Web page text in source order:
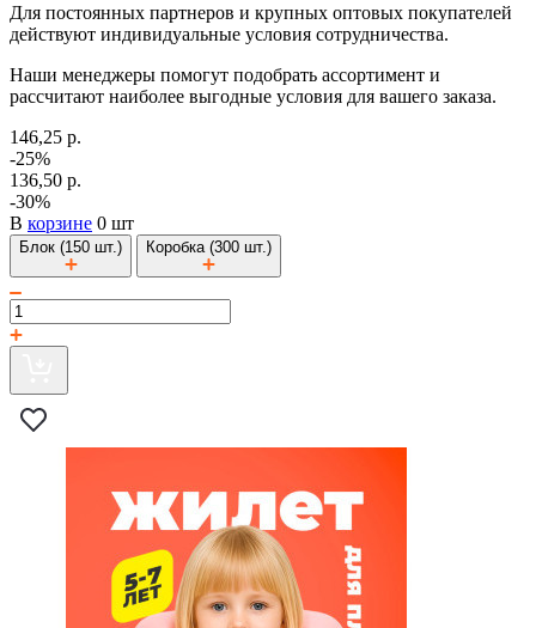
Для постоянных партнеров и крупных оптовых покупателей
действуют индивидуальные условия сотрудничества.
Наши менеджеры помогут подобрать ассортимент и
рассчитают наиболее выгодные условия для вашего заказа.
146,25 р.
-25%
136,50 р.
-30%
В корзине 0 шт
Блок (150 шт.) Коробка (300 шт.)